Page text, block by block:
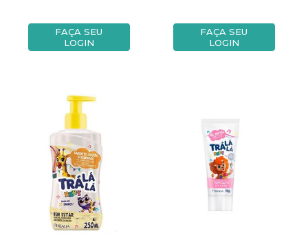
FAÇA SEU
LOGIN
FAÇA SEU
LOGIN